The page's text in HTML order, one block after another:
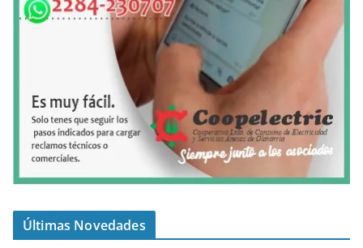
Últimas Novedades